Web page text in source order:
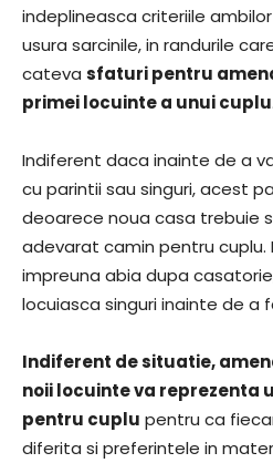
indeplineasca criteriile
usura sarcinile, in randurile
cateva sfaturi pentru
primei locuinte a unui cuplu.
Indiferent daca inainte de a
cu parintii sau singuri, acest
deoarece noua casa trebuie
adevarat camin pentru cuplu.
impreuna abia dupa
locuiasca singuri inainte de a
Indiferent de situatie,
noii locuinte va reprezenta
pentru cuplu pentru ca
diferita si preferintele in